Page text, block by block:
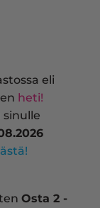
eli
heti!
sinulle
Osta 2 -